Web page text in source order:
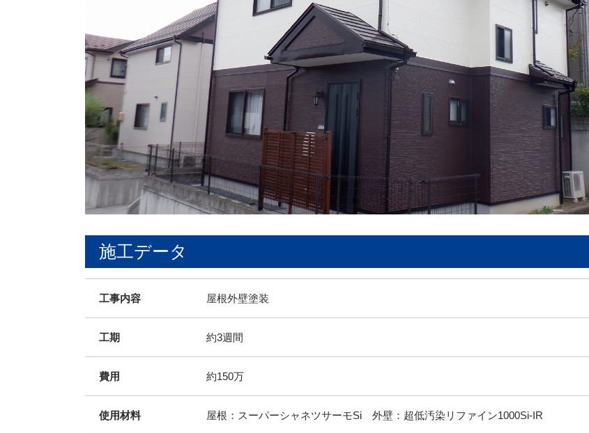
施工データ
工事内容 屋根外壁塗装
工期 約3週間
費用 約150万
使用材料 屋根：スーパーシャネツサーモSi 外壁：超低汚染リファイン1000Si-IR